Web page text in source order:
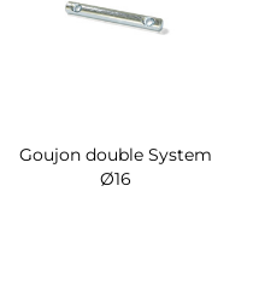
Goujon double System
Ø16